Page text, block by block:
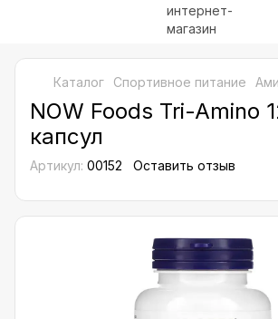
Каталог Спортивное питание
NOW Foods Tri-Amino
капсул
Артикул: 00152 Оставить отзыв